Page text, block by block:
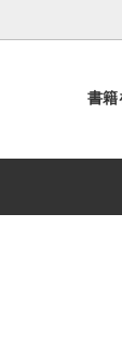
書籍